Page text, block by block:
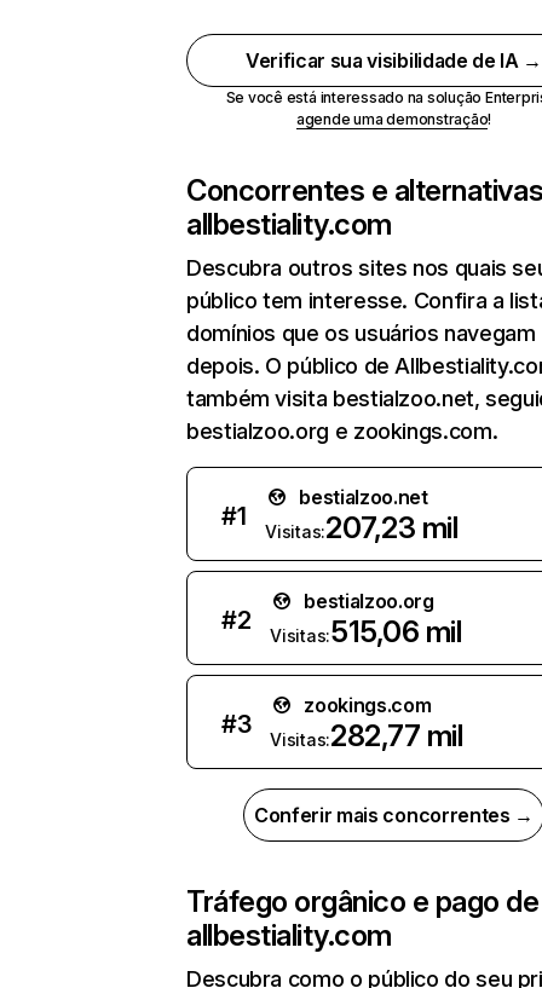
Verificar sua visibilidade de IA →
Se você está interessado na solução
agende uma demonstração!
Concorrentes e
allbestiality.com
Descubra outros sites nos quais
público tem interesse. Confira a
domínios que os usuários navegam
depois. O público de
também visita bestialzoo.net,
bestialzoo.org e zookings.com.
#1
bestialzoo.net
Visitas:207,23 mil
#2
bestialzoo.org
Visitas:515,06 mil
#3
zookings.com
Visitas:282,77 mil
Conferir mais concorrentes →
Tráfego orgânico e pago de
allbestiality.com
Descubra como o público do seu